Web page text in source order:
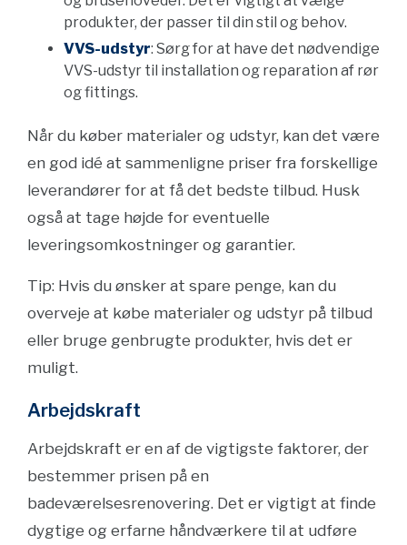
produkter, der passer til din stil og behov.
VVS-udstyr: Sørg for at have det nødvendige
VVS-udstyr til installation og reparation af rør
og fittings.
Når du køber materialer og udstyr, kan det være
en god idé at sammenligne priser fra forskellige
leverandører for at få det bedste tilbud. Husk
også at tage højde for eventuelle
leveringsomkostninger og garantier.
Tip: Hvis du ønsker at spare penge, kan du
overveje at købe materialer og udstyr på tilbud
eller bruge genbrugte produkter, hvis det er
muligt.
Arbejdskraft
Arbejdskraft er en af de vigtigste faktorer, der
bestemmer prisen på en
badeværelsesrenovering. Det er vigtigt at finde
dygtige og erfarne håndværkere til at udføre